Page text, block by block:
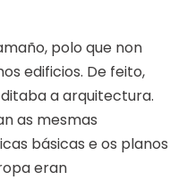
polo que non
edificios. De feito,
a arquitectura.
as mesmas
básicas e os planos
eran